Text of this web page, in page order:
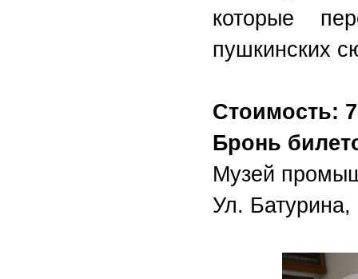
которые
пушкинских
Стоимость:
Бронь
Музей
Ул. Батурина,